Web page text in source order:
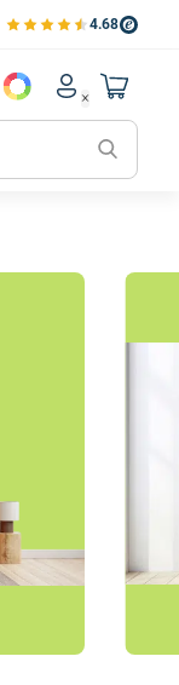
4.68
Bekijk de verfplaza
Account
Mijn
Mijn
Mijn
Naar